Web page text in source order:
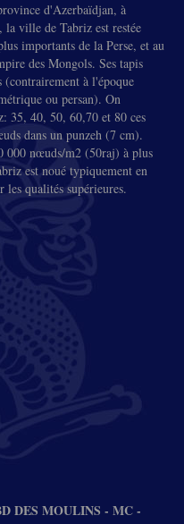
d'Azerbaïdjan, à
ville de Tabriz est restée
importants de la Perse, et au
des Mongols. Ses tapis
(contrairement à l'époque
ou persan). On
35, 40, 50, 60,70 et 80 ces
dans un punzeh (7 cm).
000 nœuds/m2 (50raj) à plus
est noué typiquement en
qualités supérieures.
DES MOULINS - MC -